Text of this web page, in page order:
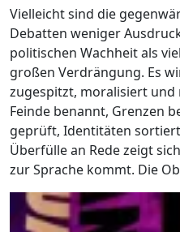
Vielleicht sind die
Debatten weniger
politischen Wachheit als
großen Verdrängung. Es
zugespitzt, moralisiert und
Feinde benannt, Grenzen
geprüft, Identitäten
Überfülle an Rede zeigt
zur Sprache kommt. Die